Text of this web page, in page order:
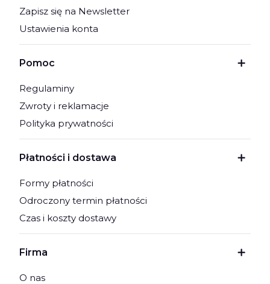
Zapisz się na Newsletter
Ustawienia konta
Pomoc
Regulaminy
Zwroty i reklamacje
Polityka prywatności
Płatności i dostawa
Formy płatności
Odroczony termin płatności
Czas i koszty dostawy
Firma
O nas